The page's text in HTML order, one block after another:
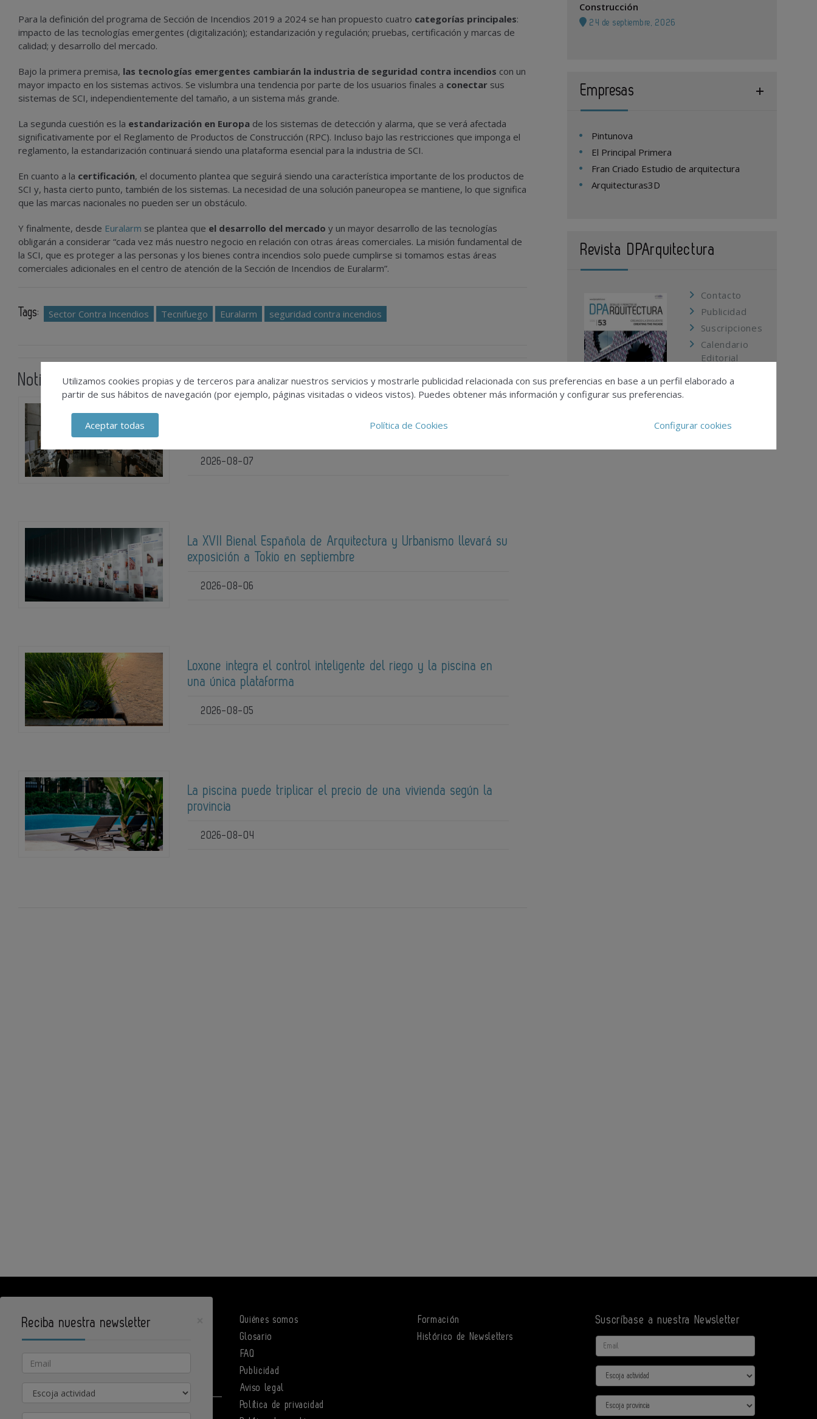
Para la definición del programa de Sección de Incendios 2019 a 2024 se han propuesto cuatro categorías principales:
impacto de las tecnologías emergentes (digitalización); estandarización y regulación; pruebas, certificación y marcas de
calidad; y desarrollo del mercado.
Bajo la primera premisa, las tecnologías emergentes cambiarán la industria de seguridad contra incendios con un
mayor impacto en los sistemas activos. Se vislumbra una tendencia por parte de los usuarios finales a conectar sus
sistemas de SCI, independientemente del tamaño, a un sistema más grande.
La segunda cuestión es la estandarización en Europa de los sistemas de detección y alarma, que se verá afectada
significativamente por el Reglamento de Productos de Construcción (RPC). Incluso bajo las restricciones que imponga el
reglamento, la estandarización continuará siendo una plataforma esencial para la industria de SCI.
En cuanto a la certificación, el documento plantea que seguirá siendo una característica importante de los productos de
SCI y, hasta cierto punto, también de los sistemas. La necesidad de una solución paneuropea se mantiene, lo que significa
que las marcas nacionales no pueden ser un obstáculo.
Y finalmente, desde Euralarm se plantea que el desarrollo del mercado y un mayor desarrollo de las tecnologías
obligarán a considerar “cada vez más nuestro negocio en relación con otras áreas comerciales. La misión fundamental de
la SCI, que es proteger a las personas y los bienes contra incendios solo puede cumplirse si tomamos estas áreas
comerciales adicionales en el centro de atención de la Sección de Incendios de Euralarm”.
Tags: Sector Contra Incendios Tecnifuego Euralarm seguridad contra incendios
Noticias relacionadas
2026-08-07
La XVII Bienal Española de Arquitectura y Urbanismo llevará su
exposición a Tokio en septiembre
2026-08-06
Loxone integra el control inteligente del riego y la piscina en
una única plataforma
2026-08-05
La piscina puede triplicar el precio de una vivienda según la
provincia
2026-08-04
Construcción
24 de septiembre, 2026
Empresas
Pintunova
El Principal Primera
Fran Criado Estudio de arquitectura
Arquitecturas3D
Revista DPArquitectura
Contacto
Publicidad
Suscripciones
Calendario
Editorial
Ver todas las
revistas
Contacte con nosotros
Quiénes somos
Glosario
FAQ
Publicidad
Aviso legal
Política de privacidad
Formación
Histórico de Newsletters
Suscríbase a nuestra Newsletter
Email
Actividad
Provincia
Utilizamos cookies propias y de terceros para analizar nuestros servicios y mostrarle publicidad relacionada con sus preferencias en base a un perfil elaborado a
partir de sus hábitos de navegación (por ejemplo, páginas visitadas o videos vistos). Puedes obtener más información y configurar sus preferencias.
Aceptar todas Política de Cookies Configurar cookies
Reciba nuestra newsletter
Email
Actividad